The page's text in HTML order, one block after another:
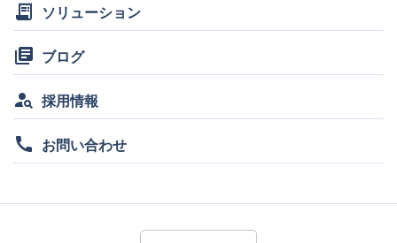
receipt_long ソリューション
library_books ブログ
person_search 採用情報
call お問い合わせ